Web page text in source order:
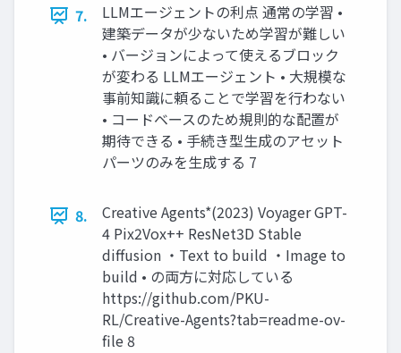
7.
LLMエージェントの利点 通常の学習 •
建築データが少ないため学習が難しい
• バージョンによって使えるブロック
が変わる LLMエージェント • ⼤規模な
事前知識に頼ることで学習を⾏わない
• コードベースのため規則的な配置が
期待できる • ⼿続き型⽣成のアセット
パーツのみを⽣成する 7
8.
Creative Agents*(2023) Voyager GPT-
4 Pix2Vox++ ResNet3D Stable
diffusion ・Text to build ・Image to
build • の両⽅に対応している
https://github.com/PKU-
RL/Creative-Agents?tab=readme-ov-
file 8